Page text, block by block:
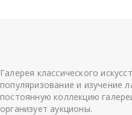
Галерея классического
популяризование и изучение
постоянную коллекцию
организует аукционы.